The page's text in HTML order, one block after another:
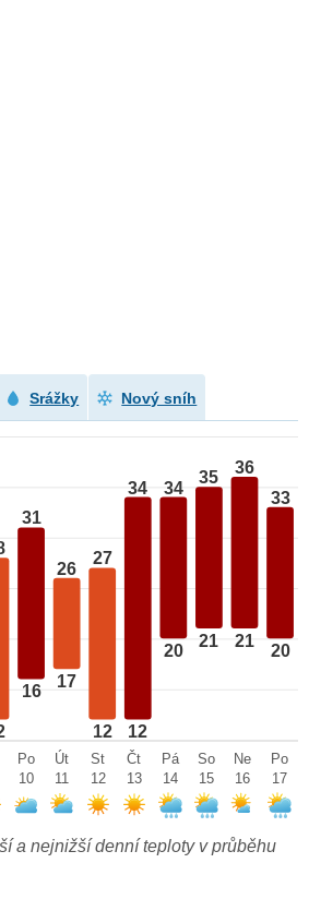
Srážky Nový sníh
31
16
26
17
27
12
34
12
34
20
35
21
36
21
33
20
Po
10
Út
11
St
12
Čt
13
Pá
14
So
15
Ne
16
Po
17
a nejnižší denní teploty v průběhu